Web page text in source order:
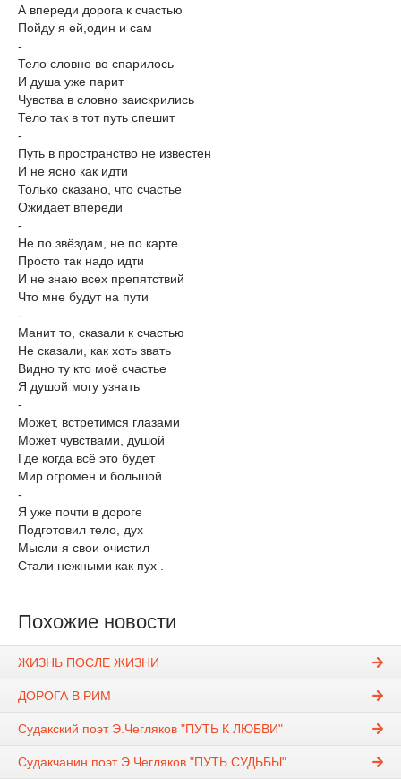
А впереди дорога к счастью
Пойду я ей,один и сам
-
Тело словно во спарилось
И душа уже парит
Чувства в словно заискрились
Тело так в тот путь спешит
-
Путь в пространство не известен
И не ясно как идти
Только сказано, что счастье
Ожидает впереди
-
Не по звёздам, не по карте
Просто так надо идти
И не знаю всех препятствий
Что мне будут на пути
-
Манит то, сказали к счастью
Не сказали, как хоть звать
Видно ту кто моё счастье
Я душой могу узнать
-
Может, встретимся глазами
Может чувствами, душой
Где когда всё это будет
Мир огромен и большой
-
Я уже почти в дороге
Подготовил тело, дух
Мысли я свои очистил
Стали нежными как пух .
Похожие новости
ЖИЗНЬ ПОСЛЕ ЖИЗНИ
ДОРОГА В РИМ
Судакский поэт Э.Чегляков "ПУТЬ К ЛЮБВИ"
Судакчанин поэт Э.Чегляков "ПУТЬ СУДЬБЫ"